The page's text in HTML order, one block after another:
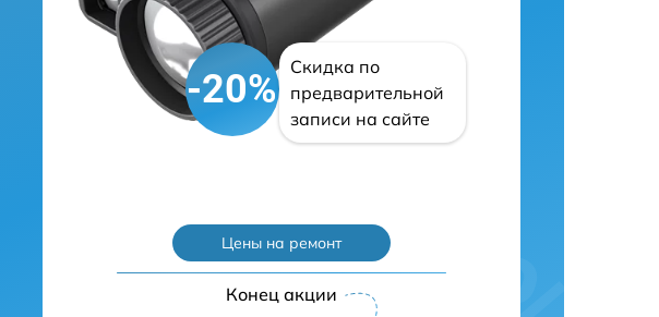
-20%
Скидка по
предварительной
записи на сайте
Цены на ремонт
Конец акции